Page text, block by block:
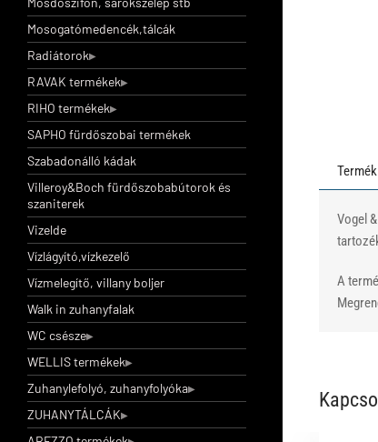
Vogel
A
Mosogatómedencék,tálcák
Radiátorok
RAVAK termékek
RIHO termékek
SAPHO fürdőszobai termékek
Szabadonálló kádak
Villeroy&Boch fürdőszobabútorok és
szaniterek
Vizelde
Vízlágyító,vízkezelő
Vízmelegítő, villany boljer
Walk in zuhanyfalak
WC csésze
WELLIS termékek
Zuhanylefolyó, zuhanyfolyóka
ZUHANYTÁLCÁK